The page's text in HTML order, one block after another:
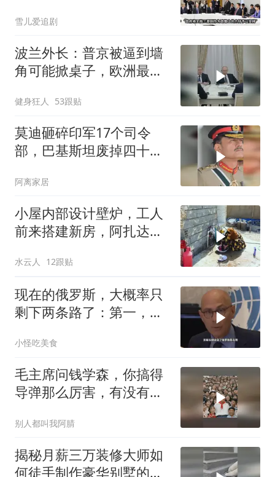
雪儿爱追剧
波兰外长：普京被逼到墙
角可能掀桌子，欧洲最担
健身狂人 53跟贴
莫迪砸碎印军17个司令
部，巴基斯坦废掉四十年
变天
阿离家居
小屋内部设计壁炉，工人
前来搭建新房，阿扎达思
水云人 12跟贴
现在的俄罗斯，大概率只
剩下两条路了：第一，把
小怪吃美食
毛主席问钱学森，你搞得
导弹那么厉害，有没有办
别人都叫我阿腈
揭秘月薪三万装修大师如
何徒手制作豪华别墅的罗